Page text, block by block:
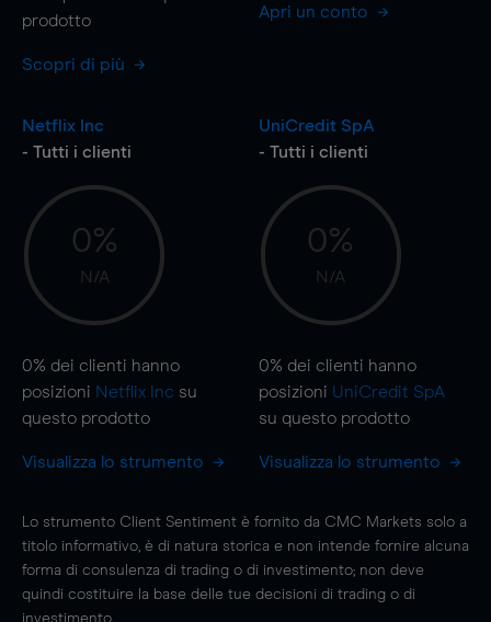
prodotto
Scopri di più
Apri un conto
Netflix Inc
- Tutti i clienti
0%
N/A
0% dei clienti hanno
posizioni Netflix Inc su
questo prodotto
Visualizza lo strumento
UniCredit SpA
- Tutti i clienti
0%
N/A
0% dei clienti hanno
posizioni UniCredit SpA
su questo prodotto
Visualizza lo strumento
Lo strumento Client Sentiment è fornito da CMC Markets solo a
titolo informativo, è di natura storica e non intende fornire alcuna
forma di consulenza di trading o di investimento; non deve
quindi costituire la base delle tue decisioni di trading o di
investimento.